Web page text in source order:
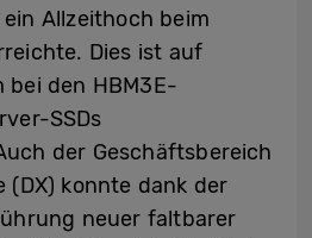
Allzeithoch beim
Dies ist auf
bei den HBM3E-
SSDs
der Geschäftsbereich
(DX) konnte dank der
neuer faltbarer